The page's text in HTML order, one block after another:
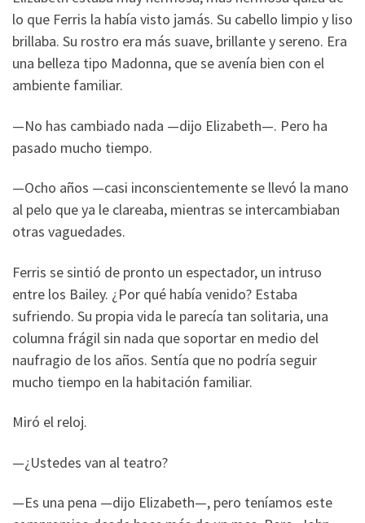
lo que Ferris la había visto jamás. Su cabello limpio y liso
brillaba. Su rostro era más suave, brillante y sereno. Era
una belleza tipo Madonna, que se avenía bien con el
ambiente familiar.
—No has cambiado nada —dijo Elizabeth—. Pero ha
pasado mucho tiempo.
—Ocho años —casi inconscientemente se llevó la mano
al pelo que ya le clareaba, mientras se intercambiaban
otras vaguedades.
Ferris se sintió de pronto un espectador, un intruso
entre los Bailey. ¿Por qué había venido? Estaba
sufriendo. Su propia vida le parecía tan solitaria, una
columna frágil sin nada que soportar en medio del
naufragio de los años. Sentía que no podría seguir
mucho tiempo en la habitación familiar.
Miró el reloj.
—¿Ustedes van al teatro?
—Es una pena —dijo Elizabeth—, pero teníamos este